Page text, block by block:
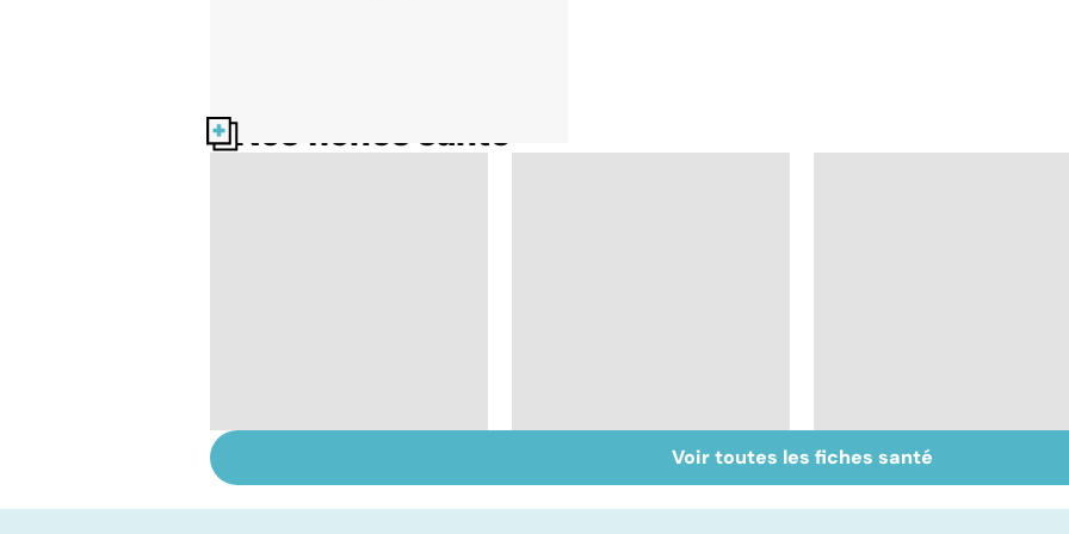
Nos fiches santé
souffrir
papillomavirus en
Tout savoir sur les
infections
Voir toutes les fiches santé